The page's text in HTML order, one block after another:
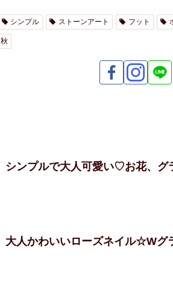
シンプル ストーンアート フット
秋
シンプルで大人可愛い♡お花、グ
大人かわいいローズネイル☆Wグ